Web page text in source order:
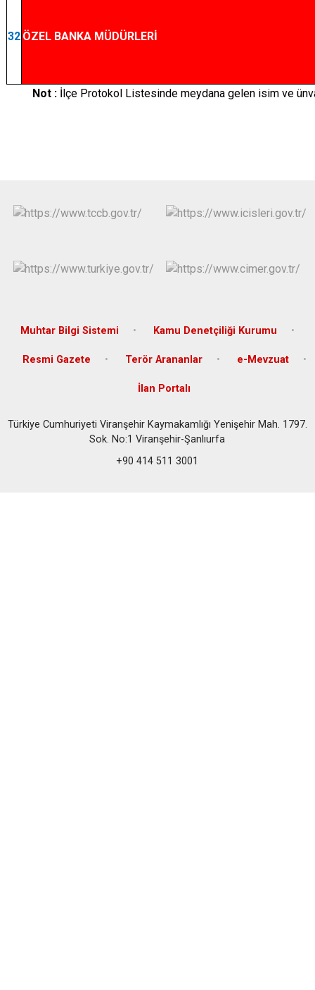
32 ÖZEL BANKA MÜDÜRLERİ
Not : İlçe Protokol Listesinde meydana gelen isim ve
Muhtar Bilgi Sistemi Kamu Denetçiliği Kurumu
Resmi Gazete Terör Arananlar e-Mevzuat
İlan Portalı
Türkiye Cumhuriyeti Viranşehir Kaymakamlığı Yenişehir Mah. 1797.
Sok. No:1 Viranşehir-Şanlıurfa
+90 414 511 3001